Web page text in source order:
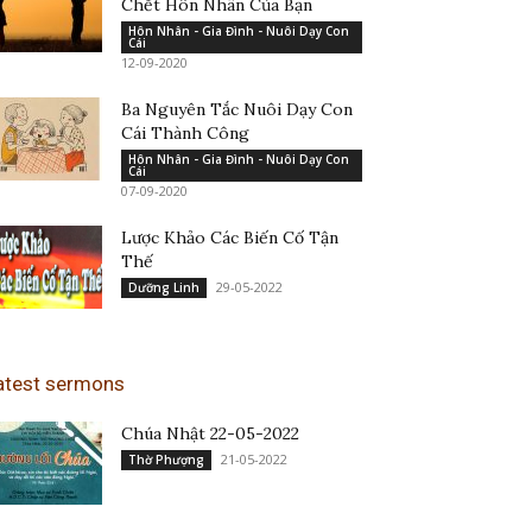
Chết Hôn Nhân Của Bạn
Hôn Nhân - Gia Đình - Nuôi Dạy Con
Cái
12-09-2020
Ba Nguyên Tắc Nuôi Dạy Con
Cái Thành Công
Hôn Nhân - Gia Đình - Nuôi Dạy Con
Cái
07-09-2020
Lược Khảo Các Biến Cố Tận
Thế
Dưỡng Linh 29-05-2022
sermons
Chúa Nhật 22-05-2022
Thờ Phượng 21-05-2022